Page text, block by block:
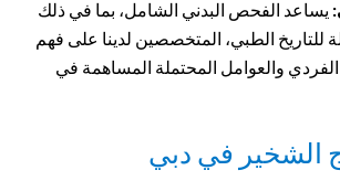
يساعد الفحص البدني الشامل، بما في ذلك
للتاريخ الطبي، المتخصصين لدينا على فهم
والعوامل المحتملة المساهمة في
الشخير في دبي